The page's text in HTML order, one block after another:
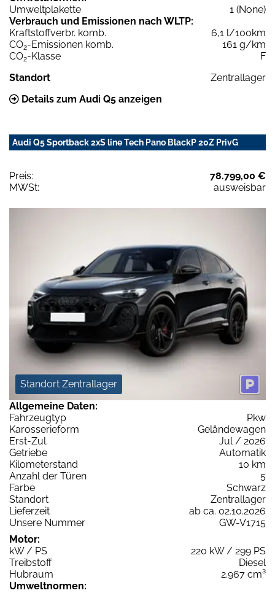
Umweltplakette
1 (None)
Verbrauch und Emissionen nach WLTP:
Kraftstoffverbr. komb.
6,1 l/100km
CO2-Emissionen komb.
161 g/km
CO2-Klasse
F
Standort
Zentrallager
Details zum Audi Q5 anzeigen
Audi Q5 Sportback 2xS line Tech Pano BlackP 20Z PrivG
Preis:
78.799,00 €
MWSt:
ausweisbar
Standort Zentrallager
Allgemeine Daten:
Fahrzeugtyp
Pkw
Karosserieform
Geländewagen
Erst-Zul.
Jul / 2026
Getriebe
Automatik
Kilometerstand
10 km
Anzahl der Türen
5
Farbe
Schwarz
Standort
Zentrallager
Lieferzeit
ab ca. 02.10.2026
Unsere Nummer
GW-V1715
Motor:
kW / PS
220 kW / 299 PS
Treibstoff
Diesel
Hubraum
2.967 cm³
Umweltnormen: